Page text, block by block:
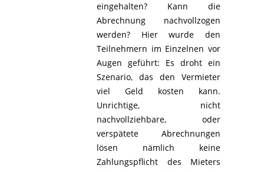
eingehalten? Kann die
Abrechnung nachvollzogen
werden? Hier wurde den
Teilnehmern im Einzelnen vor
Augen geführt: Es droht ein
Szenario, das den Vermieter
viel Geld kosten kann.
Unrichtige, nicht
nachvollziehbare, oder
verspätete Abrechnungen
lösen nämlich keine
Zahlungspflicht des Mieters